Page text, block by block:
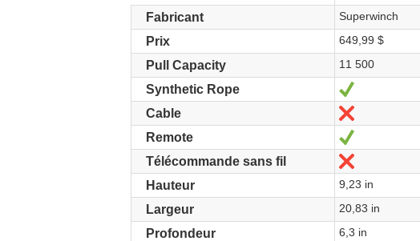
Fabricant Superwinch
Prix 649,99 $
Pull Capacity 11 500
Synthetic Rope
Cable
Remote
Télécommande sans fil
Hauteur 9,23 in
Largeur 20,83 in
Profondeur 6,3 in